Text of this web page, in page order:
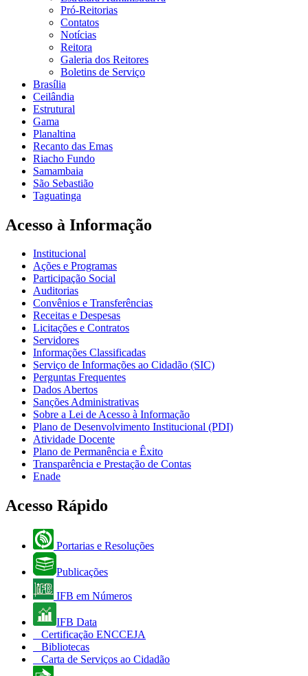
Pró-Reitorias
Contatos
Notícias
Reitora
Galeria dos Reitores
Boletins de Serviço
Brasília
Ceilândia
Estrutural
Gama
Planaltina
Recanto das Emas
Riacho Fundo
Samambaia
São Sebastião
Taguatinga
Acesso à Informação
Institucional
Ações e Programas
Participação Social
Auditorias
Convênios e Transferências
Receitas e Despesas
Licitações e Contratos
Servidores
Informações Classificadas
Serviço de Informações ao Cidadão (SIC)
Perguntas Frequentes
Dados Abertos
Sanções Administrativas
Sobre a Lei de Acesso à Informação
Plano de Desenvolvimento Institucional (PDI)
Atividade Docente
Plano de Permanência e Êxito
Transparência e Prestação de Contas
Enade
Acesso Rápido
Portarias e Resoluções
Publicações
IFB em Números
IFB Data
Certificação ENCCEJA
Bibliotecas
Carta de Serviços ao Cidadão